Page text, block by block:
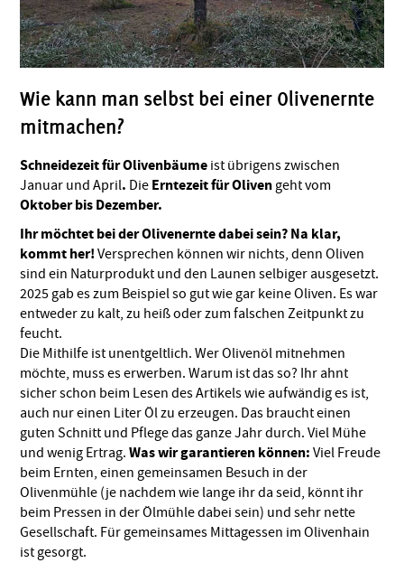
Wie kann man selbst bei einer Olivenernte
mitmachen?
Schneidezeit für Olivenbäume ist übrigens zwischen
Januar und April. Die Erntezeit für Oliven geht vom
Oktober bis Dezember.
Ihr möchtet bei der Olivenernte dabei sein?Na klar,
kommt her!Versprechen können wir nichts, denn Oliven
sind ein Naturprodukt und den Launen selbiger ausgesetzt.
2025 gab es zum Beispiel so gut wie gar keine Oliven. Es war
entweder zu kalt, zu heiß oder zum falschen Zeitpunkt zu
feucht.
Die Mithilfe ist unentgeltlich. Wer Olivenöl mitnehmen
möchte, muss es erwerben. Warum ist das so? Ihr ahnt
sicher schon beim Lesen des Artikels wie aufwändig es ist,
auch nur einen Liter Öl zu erzeugen. Das braucht einen
guten Schnitt und Pflege das ganze Jahr durch. Viel Mühe
und wenig Ertrag.Was wir garantieren können: Viel Freude
beim Ernten, einen gemeinsamen Besuch in der
Olivenmühle (je nachdem wie lange ihr da seid, könnt ihr
beim Pressen in der Ölmühle dabei sein) und sehr nette
Gesellschaft. Für gemeinsames Mittagessen im Olivenhain
ist gesorgt.